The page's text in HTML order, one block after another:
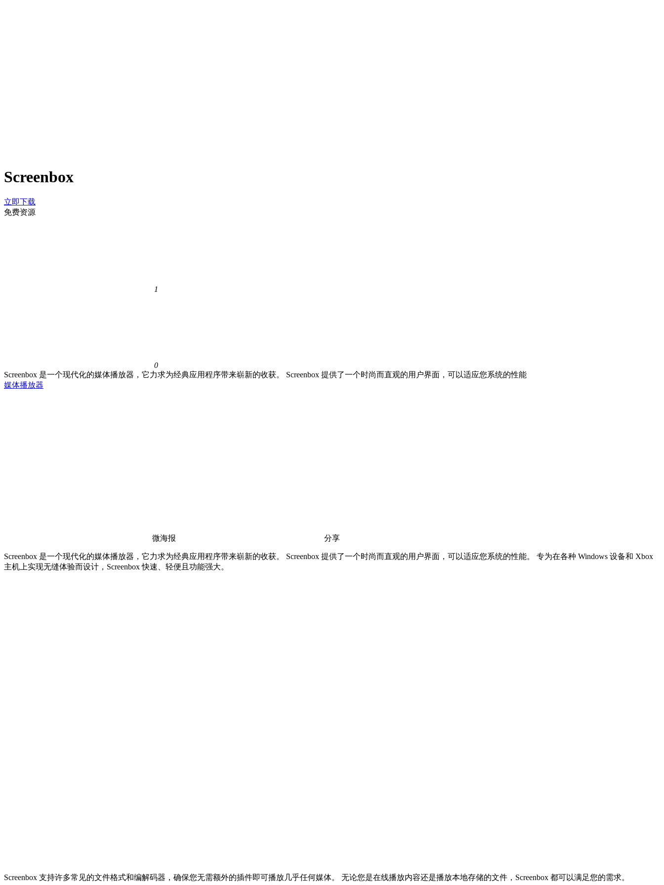
Screenbox
立即下载
免费资源
1
0
Screenbox 是一个现代化的媒体播放器，它力求为经典应用程序带来崭新的收获。 Screenbox 提供了一个时尚而直观的用户界面，可以适应您系统的性能
媒体播放器
微海报 分享
Screenbox 是一个现代化的媒体播放器，它力求为经典应用程序带来崭新的收获。 Screenbox 提供了一个时尚而直观的用户界面，可以适应您系统的性能。 专为在各种 Windows 设备和 Xbox
主机上实现无缝体验而设计，Screenbox 快速、轻便且功能强大。
Screenbox 支持许多常见的文件格式和编解码器，确保您无需额外的插件即可播放几乎任何媒体。 无论您是在线播放内容还是播放本地存储的文件，Screenbox 都可以满足您的需求。